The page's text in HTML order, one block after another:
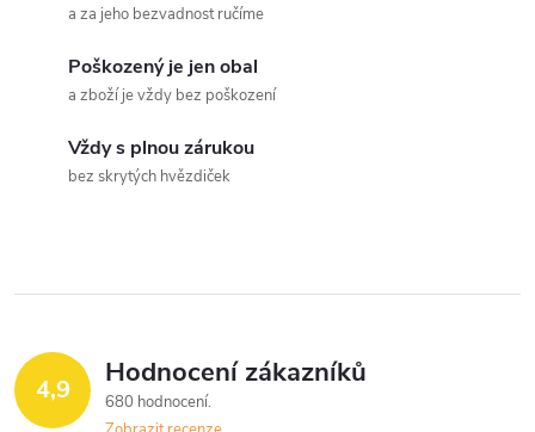
ý
p
a za jeho bezvadnost ručíme
Poškozený je jen obal
a zboží je vždy bez poškození
Vždy s plnou zárukou
bez skrytých hvězdiček
4,9 Hodnocení zákazníků
680 hodnocení